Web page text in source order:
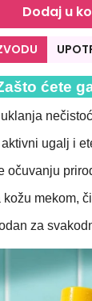
Dodaj u
ćete
ugalj i
očuvanju
kožu mekom,
za